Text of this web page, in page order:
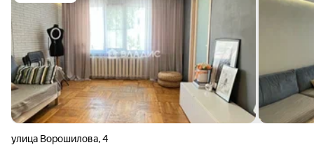
улица Ворошилова,4